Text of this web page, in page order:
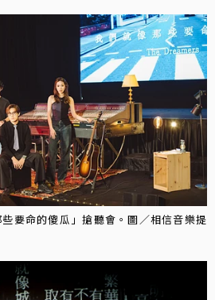
要命的傻瓜」搶聽會。圖／相信音樂提